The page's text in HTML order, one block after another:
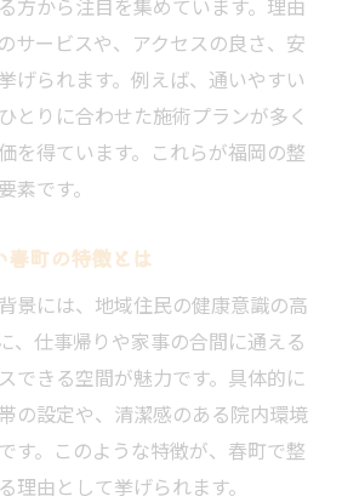
健康を守るための実践ポイン
管理ができる春町の暮らし方
整骨院で解消する方法
良に整骨院が選ばれる理由
た春町での不調解消術を紹介
が春町で役立つ場面を解説
院が体の悩みを解決できる理由
用した春町での不調対策法
骨院が支持される背景
サービスや、アクセスの良さ、安
げられます。例えば、通いやすい
とりに合わせた施術プランが多く
を得ています。これらが福岡の整
素です。
町の特徴とは
景には、地域住民の健康意識の高
、仕事帰りや家事の合間に通える
できる空間が魅力です。具体的に
の設定や、清潔感のある院内環境
す。このような特徴が、春町で整
理由として挙げられます。